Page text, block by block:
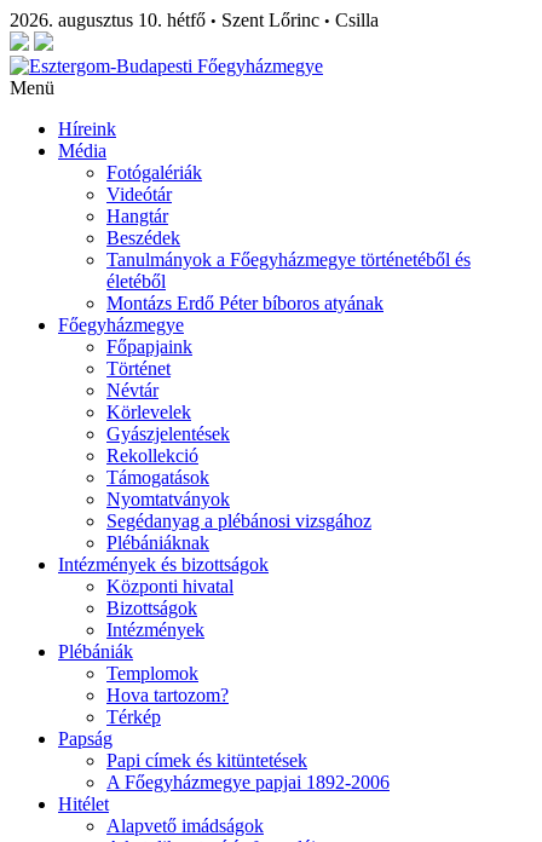
2026. augusztus 10. hétfő • Szent Lőrinc • Csilla
Menü
Híreink
Média
Fotógalériák
Videótár
Hangtár
Beszédek
Tanulmányok a Főegyházmegye történetéből és
életéből
Montázs Erdő Péter bíboros atyának
Főegyházmegye
Főpapjaink
Történet
Névtár
Körlevelek
Gyászjelentések
Rekollekció
Támogatások
Nyomtatványok
Segédanyag a plébánosi vizsgához
Plébániáknak
Intézmények és bizottságok
Központi hivatal
Bizottságok
Intézmények
Plébániák
Templomok
Hova tartozom?
Térkép
Papság
Papi címek és kitüntetések
A Főegyházmegye papjai 1892-2006
Hitélet
Alapvető imádságok